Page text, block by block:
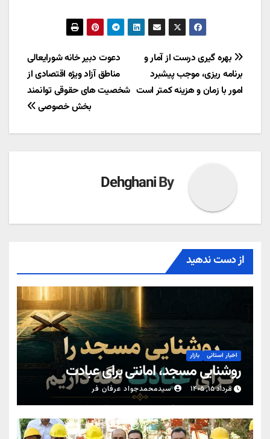
راهبری
نوشته
دعوت دبیر خانه شورایعالی
مناطق آزاد ویژه اقتصادی از
شخصیت های حقوقی توانمند
بخش خصوصی
بهره گیری درست از آمار و
برنامه ریزی، موجب پیشبرد
امور با زمان و هزینه کمتر است
By
Dehghani
از دست ندهید
اخبار استانی بازار
روشنایی مسجد، امانتی برای عبادت
مرداد ۱۵, ۱۴۰۵ سیدمحمدجواد عرفان فر